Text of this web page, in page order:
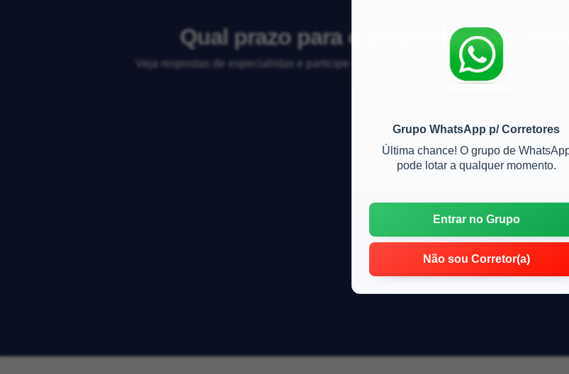
Grupo WhatsApp p/ Corretores
Última chance! O grupo de
pode lotar a qualquer momento.
Entrar no Grupo
Não sou Corretor(a)
Qual prazo para o proprietário do
Veja respostas de especialistas e participe da discussão sobre mercado imobiliário,